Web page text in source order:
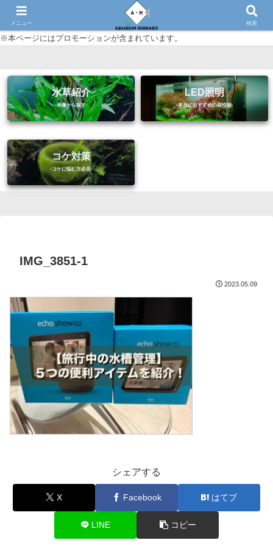
初心者に優しいアクアリウム（熱帯魚・水草等）情報サイト
※本ページにはプロモーションが含まれています。
水草紹介 LED照明
コケ対策
IMG_3851-1
2023.05.09
シェアする
X Facebook はてブ
LINE コピー
メニュー 検索